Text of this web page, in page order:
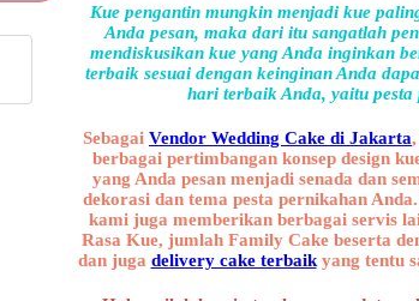
Kue pengantin mungkin menjadi kue
Anda pesan, maka dari itu sangatlah
mendiskusikan kue yang Anda inginkan
terbaik sesuai dengan keinginan Anda
hari terbaik Anda, yaitu pesta
Sebagai Vendor Wedding Cake di Jakarta
berbagai pertimbangan konsep design
yang Anda pesan menjadi senada dan
dekorasi dan tema pesta pernikahan
kami juga memberikan berbagai servis
Rasa Kue, jumlah Family Cake beserta
dan juga delivery cake terbaikyang tentu